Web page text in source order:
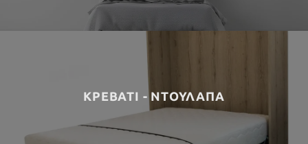
ΚΡΕΒΑΤΙ - ΝΤΟΥΛΑΠΑ